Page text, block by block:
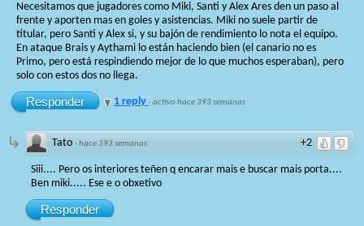
Necesitamos que jugadores como Miki, Santi y Alex Ares den un paso al
frente y aporten mas en goles y asistencias. Miki no suele partir de
titular, pero Santi y Alex si, y su bajón de rendimiento lo nota el equipo.
En ataque Brais y Aythami lo están haciendo bien (el canario no es
Primo, pero está respindiendo mejor de lo que muchos esperaban), pero
solo con estos dos no llega.
Responder 1 reply ·activo hace 393 semanas
+2
Tato ·hace 393 semanas
Siii.... Pero os interiores teñen q encarar mais e buscar mais porta....
Ben miki..... Ese e o obxetivo
Responder